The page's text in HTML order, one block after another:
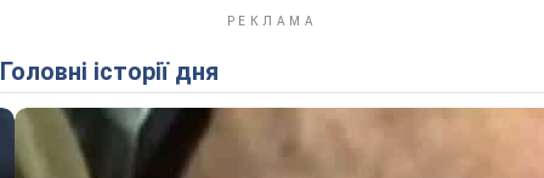
Головні історії дня